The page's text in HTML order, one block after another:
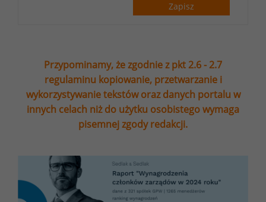
Zapisz
Przypominamy, że zgodnie z pkt 2.6 - 2.7
regulaminu kopiowanie, przetwarzanie i
wykorzystywanie tekstów oraz danych portalu w
innych celach niż do użytku osobistego wymaga
pisemnej zgody redakcji.